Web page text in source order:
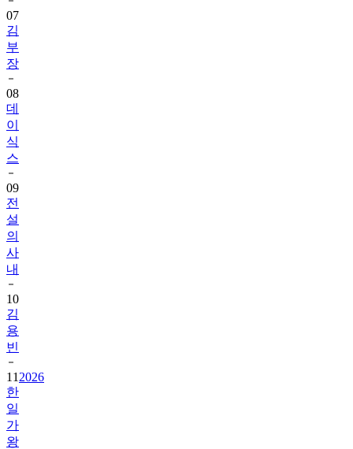
07
김
부
장
08
데
이
식
스
09
전
설
의
사
내
10
김
용
빈
11 2026
한
일
가
왕